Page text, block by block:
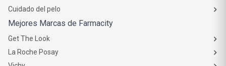
Cuidado del pelo
Mejores Marcas de Farmacity
Get The Look
La Roche Posay